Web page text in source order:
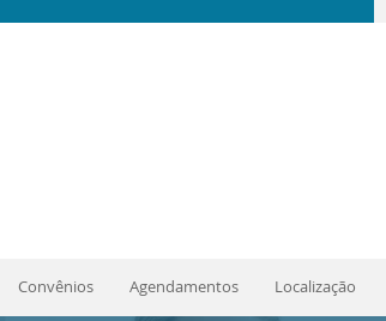
Convênios Agendamentos Localização